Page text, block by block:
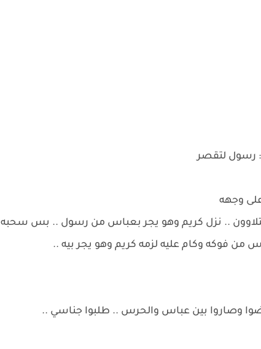
: رسول لتقصر
وجهه
.. نزل كريم وهو يجر بعباس من رسول .. بس سحبه
من فوكه وكام عليه لزمه كريم وهو يجر بيه ..
وصاروا بين عباس والحرس .. طلبوا جناسي ..